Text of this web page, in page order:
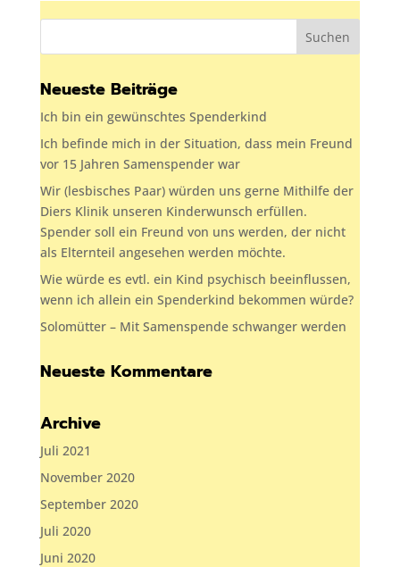
Neueste Beiträge
Ich bin ein gewünschtes Spenderkind
Ich befinde mich in der Situation, dass mein Freund
vor 15 Jahren Samenspender war
Wir (lesbisches Paar) würden uns gerne Mithilfe der
Diers Klinik unseren Kinderwunsch erfüllen.
Spender soll ein Freund von uns werden, der nicht
als Elternteil angesehen werden möchte.
Wie würde es evtl. ein Kind psychisch beeinflussen,
wenn ich allein ein Spenderkind bekommen würde?
Solomütter – Mit Samenspende schwanger werden
Neueste Kommentare
Archive
Juli 2021
November 2020
September 2020
Juli 2020
Juni 2020